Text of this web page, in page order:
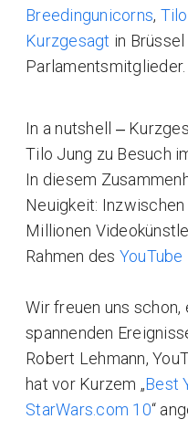
Breedingunicorns,
Kurzgesagt in
Parlamentsmitglieder.
In a nutshell ‒
Tilo Jung zu Besuch
In diesem
Neuigkeit:
Millionen
Rahmen des
Wir freuen uns
spannenden
Robert Lehmann,
hat vor Kurzem „Best
StarWars.com 10“